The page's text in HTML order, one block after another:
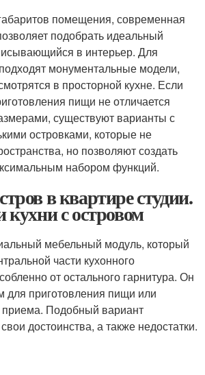
помещения, современная
подобрать идеальный
в интерьер. Для
монументальные модели,
в просторной кухне. Если
пищи не отличается
существуют варианты с
островками, которые не
но позволяют создать
набором функций.
в квартире студии.
кухни с островом
мебельный модуль, который
части кухонного
от остального гарнитура. Он
для приготовления пищи или
приема. Подобный вариант
достоинства, а также недостатки.